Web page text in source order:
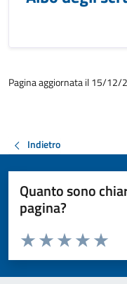
Pagina aggiornata il 15/12/
Indietro
Quanto sono
pagina?
Valuta da 1 a 5 stelle la
Valuta
Valuta 4
Valuta 3 stelle
Valuta 2 stelle su 5
Valuta 1 stelle su 5